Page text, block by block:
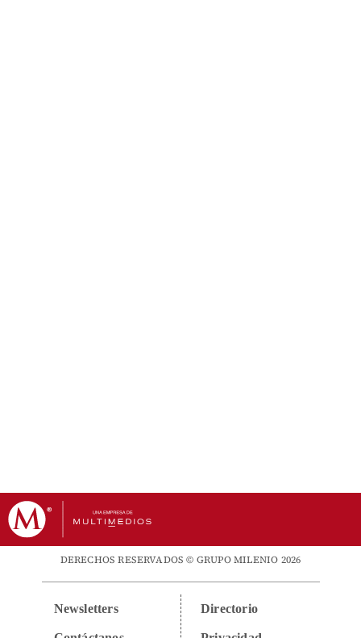
DERECHOS RESERVADOS © GRUPO MILENIO 2026
Newsletters Directorio